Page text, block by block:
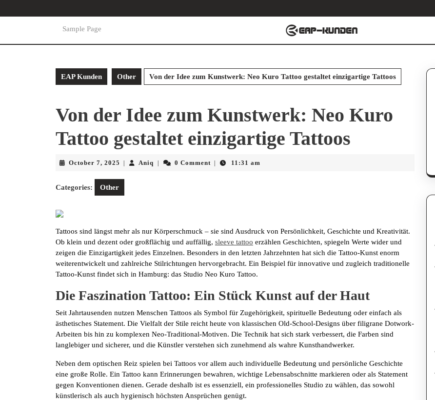
to
Sample Page
EAP Kunden Other Von der Idee zum Kunstwerk: Neo Kuro Tattoo gestaltet einzigartige Tattoos
Von der Idee zum Kunstwerk: Neo Kuro
Tattoo gestaltet einzigartige Tattoos
October 7, 2025 October
2025
Aniq Aniq 0 Comment 11:31 am
Categories: Other
Tattoos sind längst mehr als nur Körperschmuck – sie sind Ausdruck von Persönlichkeit, Geschichte und Kreativität.
Ob klein und dezent oder großflächig und auffällig, sleeve tattoo erzählen Geschichten, spiegeln Werte wider und
zeigen die Einzigartigkeit jedes Einzelnen. Besonders in den letzten Jahrzehnten hat sich die Tattoo-Kunst enorm
weiterentwickelt und zahlreiche Stilrichtungen hervorgebracht. Ein Beispiel für innovative und zugleich traditionelle
Tattoo-Kunst findet sich in Hamburg: das Studio Neo Kuro Tattoo.
Die Faszination Tattoo: Ein Stück Kunst auf der Haut
Seit Jahrtausenden nutzen Menschen Tattoos als Symbol für Zugehörigkeit, spirituelle Bedeutung oder einfach als
ästhetisches Statement. Die Vielfalt der Stile reicht heute von klassischen Old-School-Designs über filigrane Dotwork-
Arbeiten bis hin zu komplexen Neo-Traditional-Motiven. Die Technik hat sich stark verbessert, die Farben sind
langlebiger und sicherer, und die Künstler verstehen sich zunehmend als wahre Kunsthandwerker.
Neben dem optischen Reiz spielen bei Tattoos vor allem auch individuelle Bedeutung und persönliche Geschichte
eine große Rolle. Ein Tattoo kann Erinnerungen bewahren, wichtige Lebensabschnitte markieren oder als Statement
gegen Konventionen dienen. Gerade deshalb ist es essenziell, ein professionelles Studio zu wählen, das sowohl
künstlerisch als auch hygienisch höchsten Ansprüchen genügt.